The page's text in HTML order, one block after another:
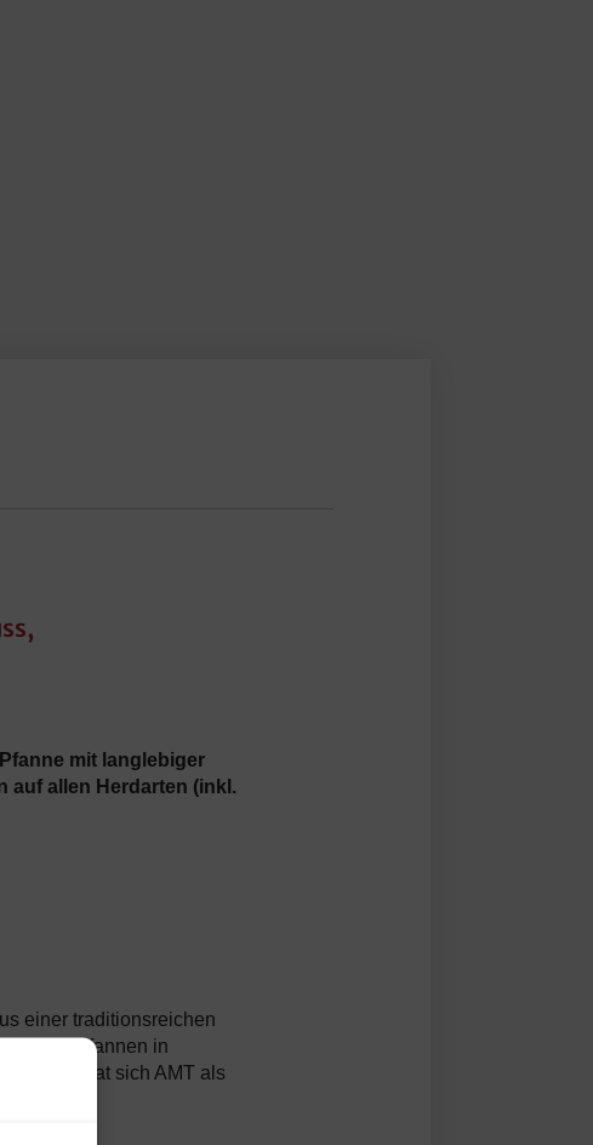
mit langlebiger
allen Herdarten (inkl.
einer traditionsreichen
Pfannen in
hat sich AMT als